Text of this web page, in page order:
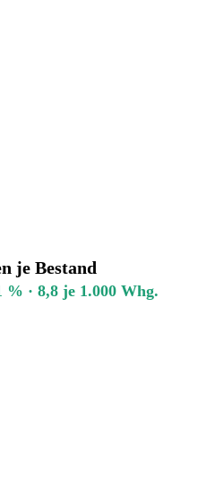
je Bestand
% · 8,8 je 1.000 Whg.